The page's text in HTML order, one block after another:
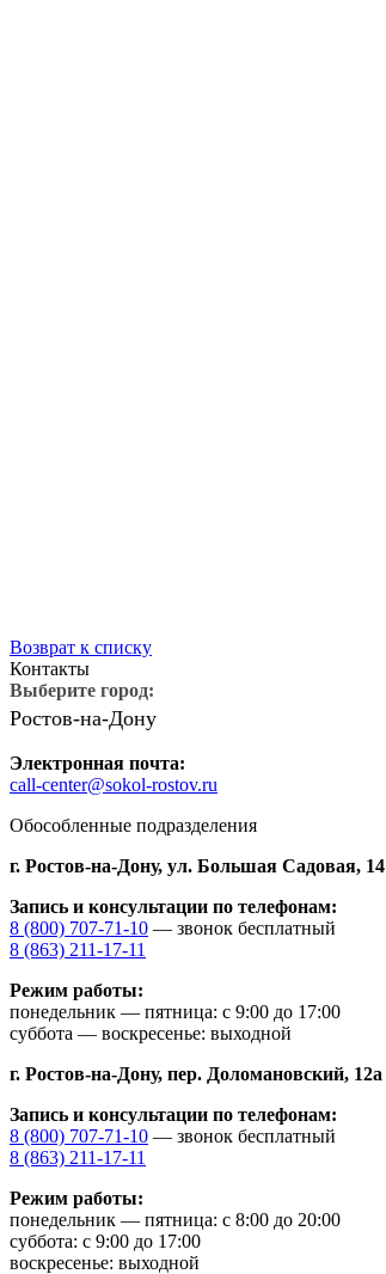
Возврат к списку
Контакты
Выберите город:
Ростов-на-Дону
Электронная почта:
call-center@sokol-rostov.ru
Обособленные подразделения
г. Ростов-на-Дону, ул. Большая Садовая, 14
Запись и консультации по телефонам:
8 (800) 707-71-10 — звонок бесплатный
8 (863) 211-17-11
Режим работы:
понедельник — пятница: с 9:00 до 17:00
суббота — воскресенье: выходной
г. Ростов-на-Дону, пер. Доломановский, 12а
Запись и консультации по телефонам:
8 (800) 707-71-10 — звонок бесплатный
8 (863) 211-17-11
Режим работы:
понедельник — пятница: с 8:00 до 20:00
суббота: с 9:00 до 17:00
воскресенье: выходной